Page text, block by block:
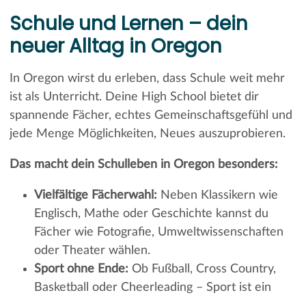
Schule und Lernen – dein
neuer Alltag in Oregon
In Oregon wirst du erleben, dass Schule weit mehr
ist als Unterricht. Deine High School bietet dir
spannende Fächer, echtes Gemeinschaftsgefühl und
jede Menge Möglichkeiten, Neues auszuprobieren.
Das macht dein Schulleben in Oregon besonders:
Vielfältige Fächerwahl: Neben Klassikern wie
Englisch, Mathe oder Geschichte kannst du
Fächer wie Fotografie, Umweltwissenschaften
oder Theater wählen.
Sport ohne Ende: Ob Fußball, Cross Country,
Basketball oder Cheerleading – Sport ist ein